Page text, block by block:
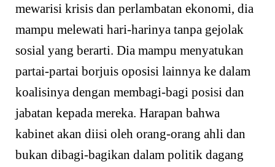
mewarisi krisis dan perlambatan ekonomi, dia
mampu melewati hari-harinya tanpa gejolak
sosial yang berarti. Dia mampu menyatukan
partai-partai borjuis oposisi lainnya ke dalam
koalisinya dengan membagi-bagi posisi dan
jabatan kepada mereka. Harapan bahwa
kabinet akan diisi oleh orang-orang ahli dan
bukan dibagi-bagikan dalam politik dagang